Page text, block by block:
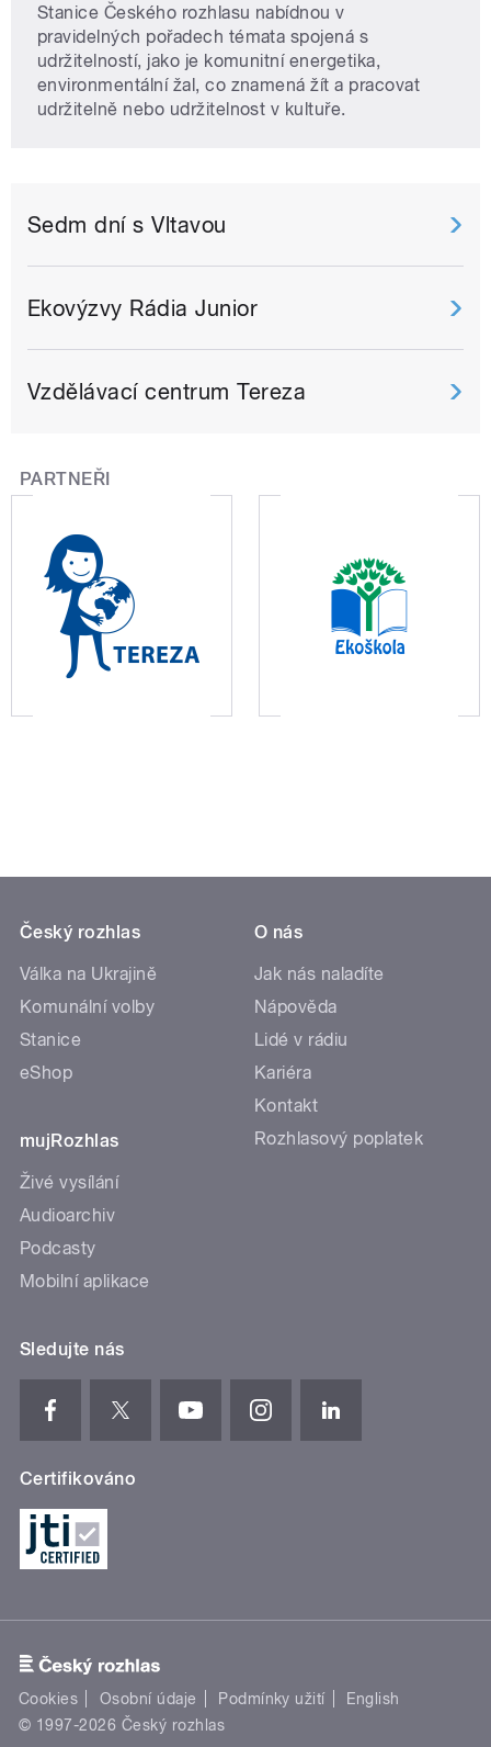
Stanice Českého rozhlasu nabídnou v
pravidelných pořadech témata spojená s
udržitelností, jako je komunitní energetika,
environmentální žal, co znamená žít a pracovat
udržitelně nebo udržitelnost v kultuře.
Sedm dní s Vltavou
Ekovýzvy Rádia Junior
Vzdělávací centrum Tereza
PARTNEŘI
Český rozhlas
Válka na Ukrajině
Komunální volby
Stanice
eShop
mujRozhlas
Živé vysílání
Audioarchiv
Podcasty
Mobilní aplikace
O nás
Jak nás naladíte
Nápověda
Lidé v rádiu
Kariéra
Kontakt
Rozhlasový poplatek
Sledujte nás
Certifikováno
Cookies Osobní údaje Podmínky užití
English
© 1997-2026 Český rozhlas